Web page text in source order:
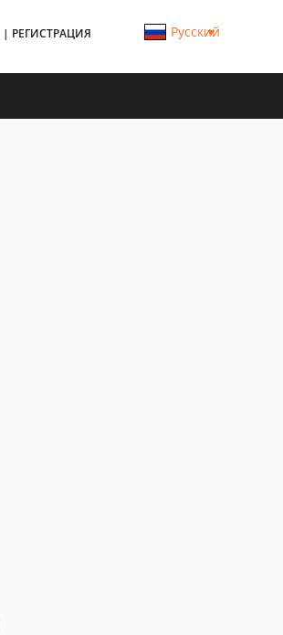
| РЕГИСТРАЦИЯ Русский